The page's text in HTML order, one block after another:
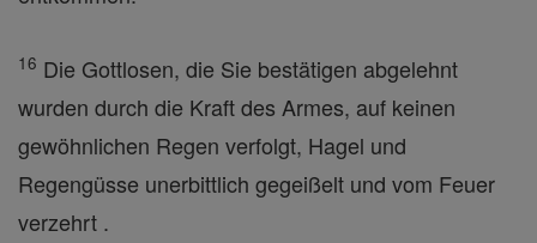
16 Die Gottlosen, die Sie bestätigen abgelehnt
wurden durch die Kraft des Armes, auf keinen
gewöhnlichen Regen verfolgt, Hagel und
Regengüsse unerbittlich gegeißelt und vom Feuer
verzehrt .